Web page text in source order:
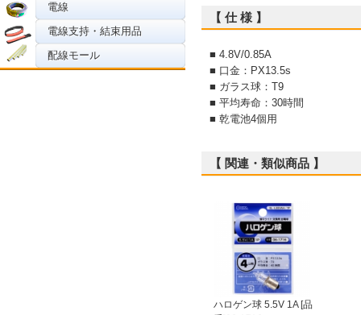
電線
電線支持・結束用品
配線モール
【 仕 様 】
■ 4.8V/0.85A
■ 口金：PX13.5s
■ ガラス球：T9
■ 平均寿命：30時間
■ 乾電池4個用
【 関連・類似商品 】
ハロゲン球 5.5V 1A [品